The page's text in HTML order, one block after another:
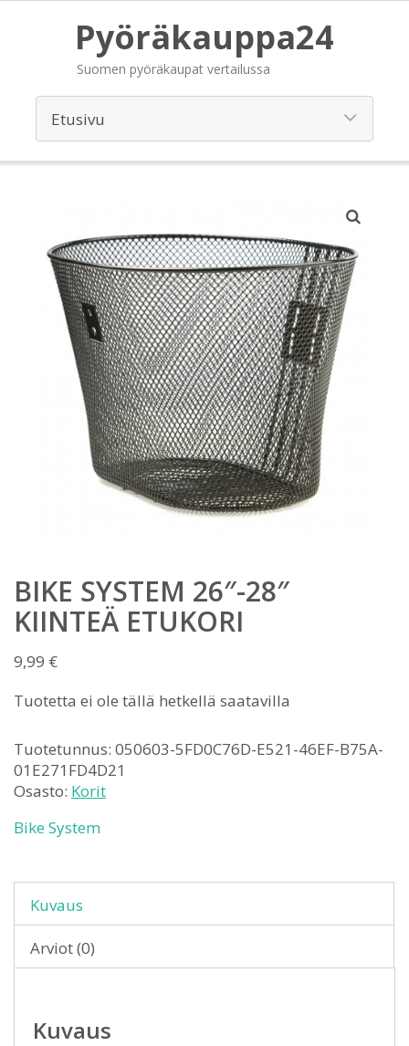
Pyöräkauppa24
Suomen pyöräkaupat vertailussa
BIKE SYSTEM 26″-28″
KIINTEÄ ETUKORI
9,99 €
Tuotetta ei ole tällä hetkellä saatavilla
Tuotetunnus: 050603-5FD0C76D-E521-46EF-B75A-
01E271FD4D21
Osasto: Korit
Bike System
Kuvaus
Arviot (0)
Kuvaus